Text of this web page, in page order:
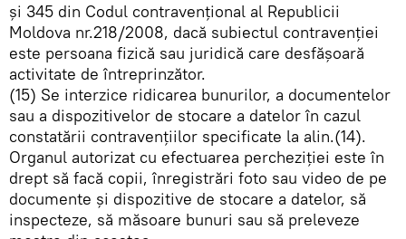
şi 345 din Codul contravenţional al Republicii
Moldova nr.218/2008, dacă subiectul contravenţiei
este persoana fizică sau juridică care desfăşoară
activitate de întreprinzător.
(15) Se interzice ridicarea bunurilor, a documentelor
sau a dispozitivelor de stocare a datelor în cazul
constatării contravenţiilor specificate la alin.(14).
Organul autorizat cu efectuarea percheziţiei este în
drept să facă copii, înregistrări foto sau video de pe
documente şi dispozitive de stocare a datelor, să
inspecteze, să măsoare bunuri sau să preleveze